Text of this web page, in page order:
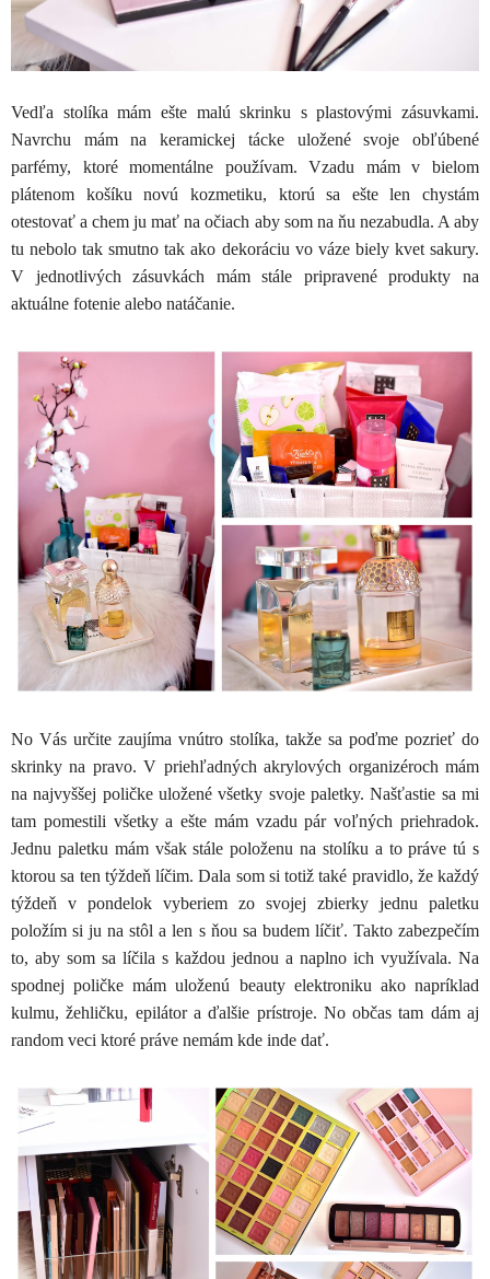
Vedľa stolíka mám ešte malú skrinku s plastovými zásuvkami.
Navrchu mám na keramickej tácke uložené svoje obľúbené
parfémy, ktoré momentálne používam. Vzadu mám v bielom
plátenom košíku novú kozmetiku, ktorú sa ešte len chystám
otestovať a chem ju mať na očiach aby som na ňu nezabudla. A aby
tu nebolo tak smutno tak ako dekoráciu vo váze biely kvet sakury.
V jednotlivých zásuvkách mám stále pripravené produkty na
aktuálne fotenie alebo natáčanie.
No Vás určite zaujíma vnútro stolíka, takže sa poďme pozrieť do
skrinky na pravo. V priehľadných akrylových organizéroch mám
na najvyššej poličke uložené všetky svoje paletky. Našťastie sa mi
tam pomestili všetky a ešte mám vzadu pár voľných priehradok.
Jednu paletku mám však stále položenu na stolíku a to práve tú s
ktorou sa ten týždeň líčim. Dala som si totiž také pravidlo, že každý
týždeň v pondelok vyberiem zo svojej zbierky jednu paletku
položím si ju na stôl a len s ňou sa budem líčiť. Takto zabezpečím
to, aby som sa líčila s každou jednou a naplno ich využívala. Na
spodnej poličke mám uloženú beauty elektroniku ako napríklad
kulmu, žehličku, epilátor a ďalšie prístroje. No občas tam dám aj
random veci ktoré práve nemám kde inde dať.